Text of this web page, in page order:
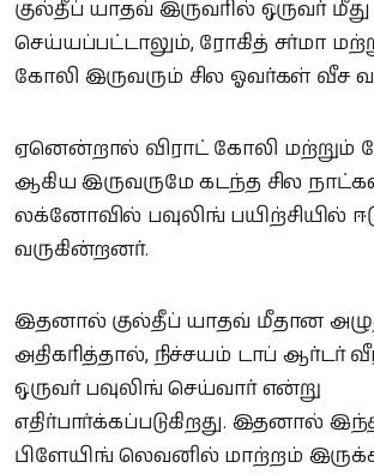
குல்தீப் யாதவ் இருவரில் ஒருவர்
செய்யப்பட்டாலும், ரோகித் சர்மா
கோலி இருவரும் சில ஓவர்கள் வீச
ஏனென்றால் விராட் கோலி மற்றும்
ஆகிய இருவருமே கடந்த சில
லக்னோவில் பவுலிங் பயிற்சியில்
வருகின்றனர்.
இதனால் குல்தீப் யாதவ் மீதான
அதிகரித்தால், நிச்சயம் டாப் ஆர்டர்
ஒருவர் பவுலிங் செய்வார் என்று
எதிர்பார்க்கப்படுகிறது. இதனால்
பிளேயிங் லெவனில் மாற்றம்